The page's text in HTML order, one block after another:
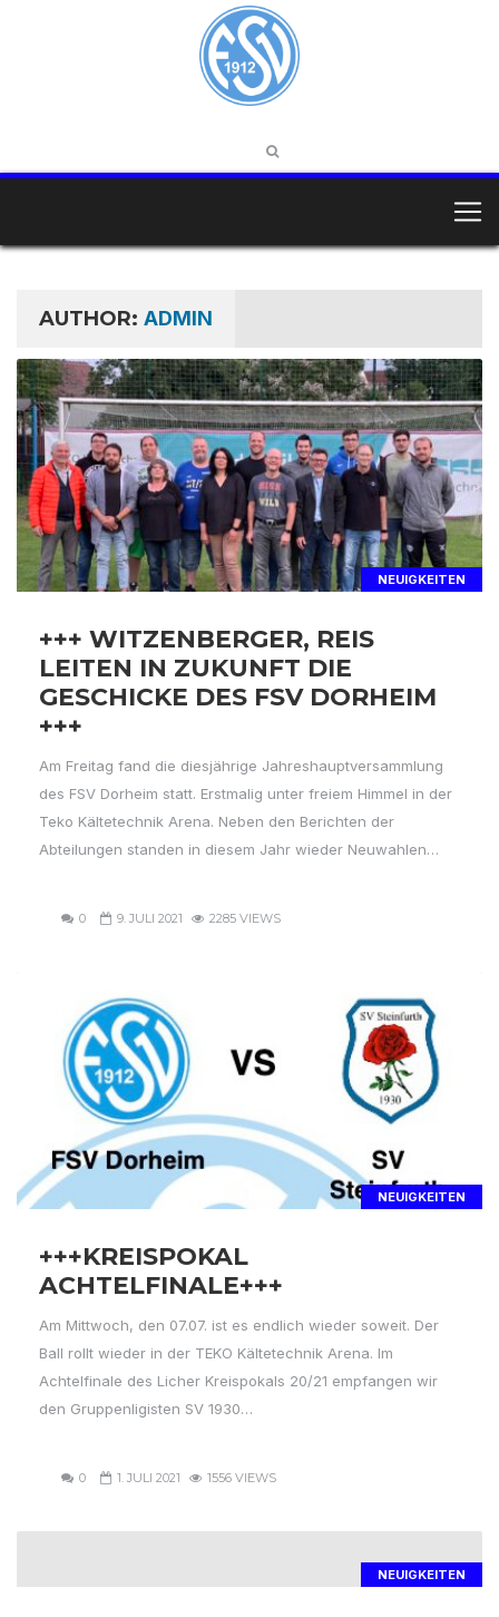
AUTHOR: ADMIN
NEUIGKEITEN
+++ WITZENBERGER, REIS
LEITEN IN ZUKUNFT DIE
GESCHICKE DES FSV DORHEIM
+++
Am Freitag fand die diesjährige Jahreshauptversammlung
des FSV Dorheim statt. Erstmalig unter freiem Himmel in der
Teko Kältetechnik Arena. Neben den Berichten der
Abteilungen standen in diesem Jahr wieder Neuwahlen…
0 9. JULI 2021 2285 VIEWS
NEUIGKEITEN
+++KREISPOKAL
ACHTELFINALE+++
Am Mittwoch, den 07.07. ist es endlich wieder soweit. Der
Ball rollt wieder in der TEKO Kältetechnik Arena. Im
Achtelfinale des Licher Kreispokals 20/21 empfangen wir
den Gruppenligisten SV 1930…
0 1. JULI 2021 1556 VIEWS
NEUIGKEITEN